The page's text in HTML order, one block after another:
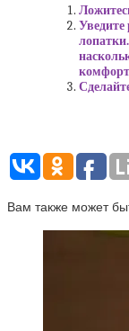
Уведите
Вам также может